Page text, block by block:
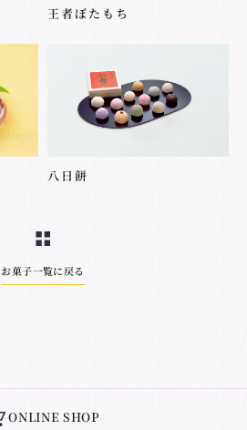
王者ぼたもち
八日餅
お菓子一覧に戻る
ONLINE SHOP